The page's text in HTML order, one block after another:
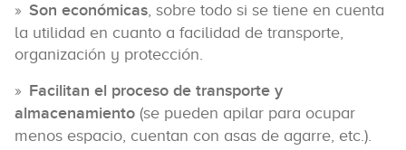
Son económicas, sobre todo si se tiene en cuenta
la utilidad en cuanto a facilidad de transporte,
organización y protección.
Facilitan el proceso de transporte y
almacenamiento (se pueden apilar para ocupar
menos espacio, cuentan con asas de agarre, etc.).